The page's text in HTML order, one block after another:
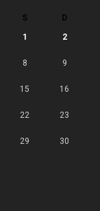
S D
1 2
8 9
15 16
22 23
29 30